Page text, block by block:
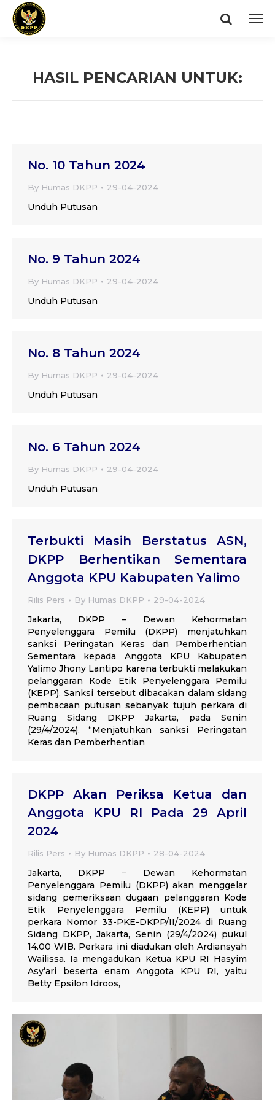
Search:
HASIL PENCARIAN UNTUK:
No. 10 Tahun 2024
By Humas DKPP 29-04-2024
Unduh Putusan
No. 9 Tahun 2024
By Humas DKPP 29-04-2024
Unduh Putusan
No. 8 Tahun 2024
By Humas DKPP 29-04-2024
Unduh Putusan
No. 6 Tahun 2024
By Humas DKPP 29-04-2024
Unduh Putusan
Terbukti Masih Berstatus ASN,
DKPP Berhentikan Sementara
Anggota KPU Kabupaten Yalimo
Rilis Pers By Humas DKPP 29-04-2024
Jakarta, DKPP – Dewan Kehormatan
Penyelenggara Pemilu (DKPP) menjatuhkan
sanksi Peringatan Keras dan Pemberhentian
Sementara kepada Anggota KPU Kabupaten
Yalimo Jhony Lantipo karena terbukti melakukan
pelanggaran Kode Etik Penyelenggara Pemilu
(KEPP). Sanksi tersebut dibacakan dalam sidang
pembacaan putusan sebanyak tujuh perkara di
Ruang Sidang DKPP Jakarta, pada Senin
(29/4/2024). “Menjatuhkan sanksi Peringatan
Keras dan Pemberhentian
DKPP Akan Periksa Ketua dan
Anggota KPU RI Pada 29 April
2024
Rilis Pers By Humas DKPP 28-04-2024
Jakarta, DKPP − Dewan Kehormatan
Penyelenggara Pemilu (DKPP) akan menggelar
sidang pemeriksaan dugaan pelanggaran Kode
Etik Penyelenggara Pemilu (KEPP) untuk
perkara Nomor 33-PKE-DKPP/II/2024 di Ruang
Sidang DKPP, Jakarta, Senin (29/4/2024) pukul
14.00 WIB. Perkara ini diadukan oleh Ardiansyah
Wailissa. Ia mengadukan Ketua KPU RI Hasyim
Asy’ari beserta enam Anggota KPU RI, yaitu
Betty Epsilon Idroos,